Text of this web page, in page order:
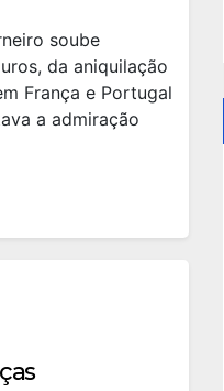
soube
da aniquilação
França e Portugal
a admiração